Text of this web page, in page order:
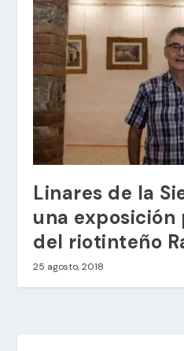
Linares de la
una exposición
del riotinteño
25 agosto, 2018